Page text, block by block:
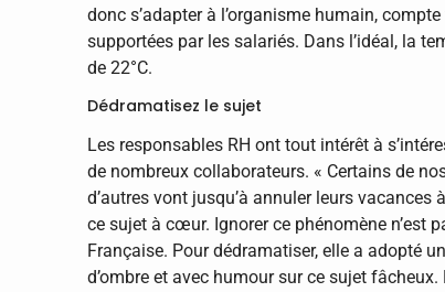
donc s’adapter à l’organisme humain,
supportées par les salariés. Dans l’idéal, la
de 22°C.
Dédramatisez le sujet
Les responsables RH ont tout intérêt à
de nombreux collaborateurs. « Certains de
d’autres vont jusqu’à annuler leurs
ce sujet à cœur. Ignorer ce phénomène n’est
Française. Pour dédramatiser, elle a adopté
d’ombre et avec humour sur ce sujet